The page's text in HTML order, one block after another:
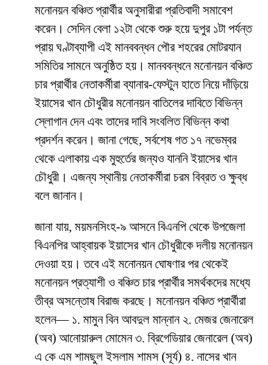
মনোনয়ন বঞ্চিত প্রার্থীর অনুসারীরা প্রতিবাদী সমাবেশ
করেন। সেদিন বেলা ১২টা থেকে শুরু হয়ে দুপুর ১টা পর্যন্ত
প্রায় ঘণ্টাব্যাপী এই মানববন্ধন পৌর শহরের মোটরযান
সমিতির সামনে অনুষ্ঠিত হয়। মানববন্ধনে মনোনয়ন বঞ্চিত
চার প্রার্থীর নেতাকর্মীরা ব্যানার-ফেস্টুন হাতে নিয়ে দাঁড়িয়ে
ইয়াসের খান চৌধুরীর মনোনয়ন বাতিলের দাবিতে বিভিন্ন
স্লোগান দেন এবং তাদের দাবি সংবলিত বিভিন্ন কথা
প্রদর্শন করেন। জানা গেছে, সর্বশেষ গত ১৭ নভেম্বর
থেকে এলাকায় এক মুহুর্তের জন্যও যাননি ইয়াসের খান
চৌধুরী। এজন্য স্থানীয় নেতাকর্মীরা চরম বিব্রত ও ক্ষুব্ধ
বলে জানান।
জানা যায়, ময়মনসিংহ-৯ আসনে বিএনপি থেকে উপজেলা
বিএনপির আহ্বায়ক ইয়াসের খান চৌধুরীকে দলীয় মনোনয়ন
দেওয়া হয়। তবে এই মনোনয়ন ঘোষণার পর থেকেই
মনোনয়ন প্রত্যাশী ও বঞ্চিত চার প্রার্থীর সমর্থকদের মধ্যে
তীব্র অসন্তোষ বিরাজ করছে। মনোনয়ন বঞ্চিত প্রার্থীরা
হলেন— ১. মামুন বিন আবদুল মান্নান ২. মেজর জেনারেল
(অব) আনোয়ারুল মোমেন ৩. ব্রিগেডিয়ার জেনারেল (অব)
এ কে এম শামছুল ইসলাম শামস (সূর্য) ৪. নাসের খান